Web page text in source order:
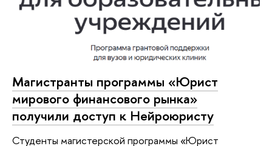
Магистранты программы «Юрист
мирового финансового рынка»
получили доступ к Нейроюристу
Студенты магистерской программы «Юрист